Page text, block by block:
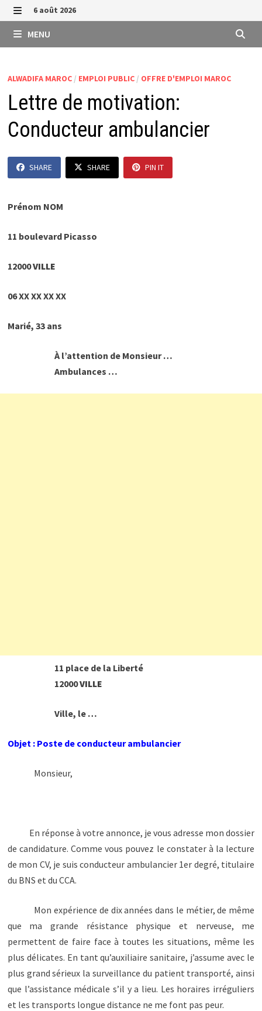
Passer
au
contenu
MENU
6 août 2026
MENU
ALWADIFA MAROC/ EMPLOI PUBLIC/ OFFRE D'EMPLOI MAROC
Lettre de motivation:
Conducteur ambulancier
SHARE SHARE PIN IT
Prénom NOM
11 boulevard Picasso
12000VILLE
06XX XX XX XX
Marié, 33 ans
À l’attention de Monsieur …
Ambulances …
11 place de la Liberté
12000VILLE
Ville, le …
Objet : Poste de conducteur ambulancier
Monsieur,
En réponse à votre annonce, je vous adresse mon dossier
de candidature. Comme vous pouvez le constater à la lecture
de mon CV, je suis conducteur ambulancier 1er degré, titulaire
du BNS et du CCA.
Mon expérience de dix années dans le métier, de même
que ma grande résistance physique et nerveuse, me
permettent de faire face à toutes les situations, même les
plus délicates. En tant qu’auxiliaire sanitaire, j’assume avec le
plus grand sérieux la surveillance du patient transporté, ainsi
que l’assistance médicale s’il y a lieu. Les horaires irréguliers
et les transports longue distance ne me font pas peur.